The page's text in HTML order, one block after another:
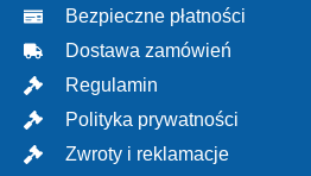
Bezpieczne płatności
Dostawa zamówień
Regulamin
Polityka prywatności
Zwroty i reklamacje